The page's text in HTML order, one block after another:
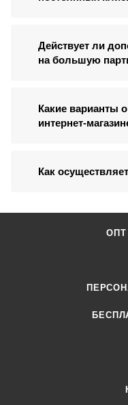
Действует ли
на большую
Какие варианты
интернет-
Как
ОПТ